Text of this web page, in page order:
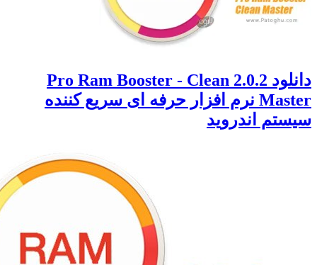
دانلود 2.0.2 Pro Ram Booster - Clean
Master نرم افزار حرفه ای سریع کننده
اندروید